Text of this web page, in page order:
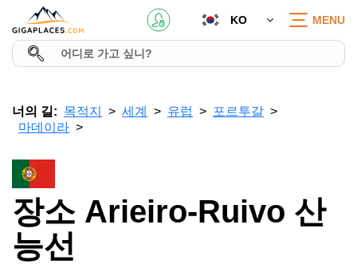
KO MENU
너의 길: 목적지 세계 유럽
포르투갈
마데이라
장소 Arieiro-Ruivo 산
능선